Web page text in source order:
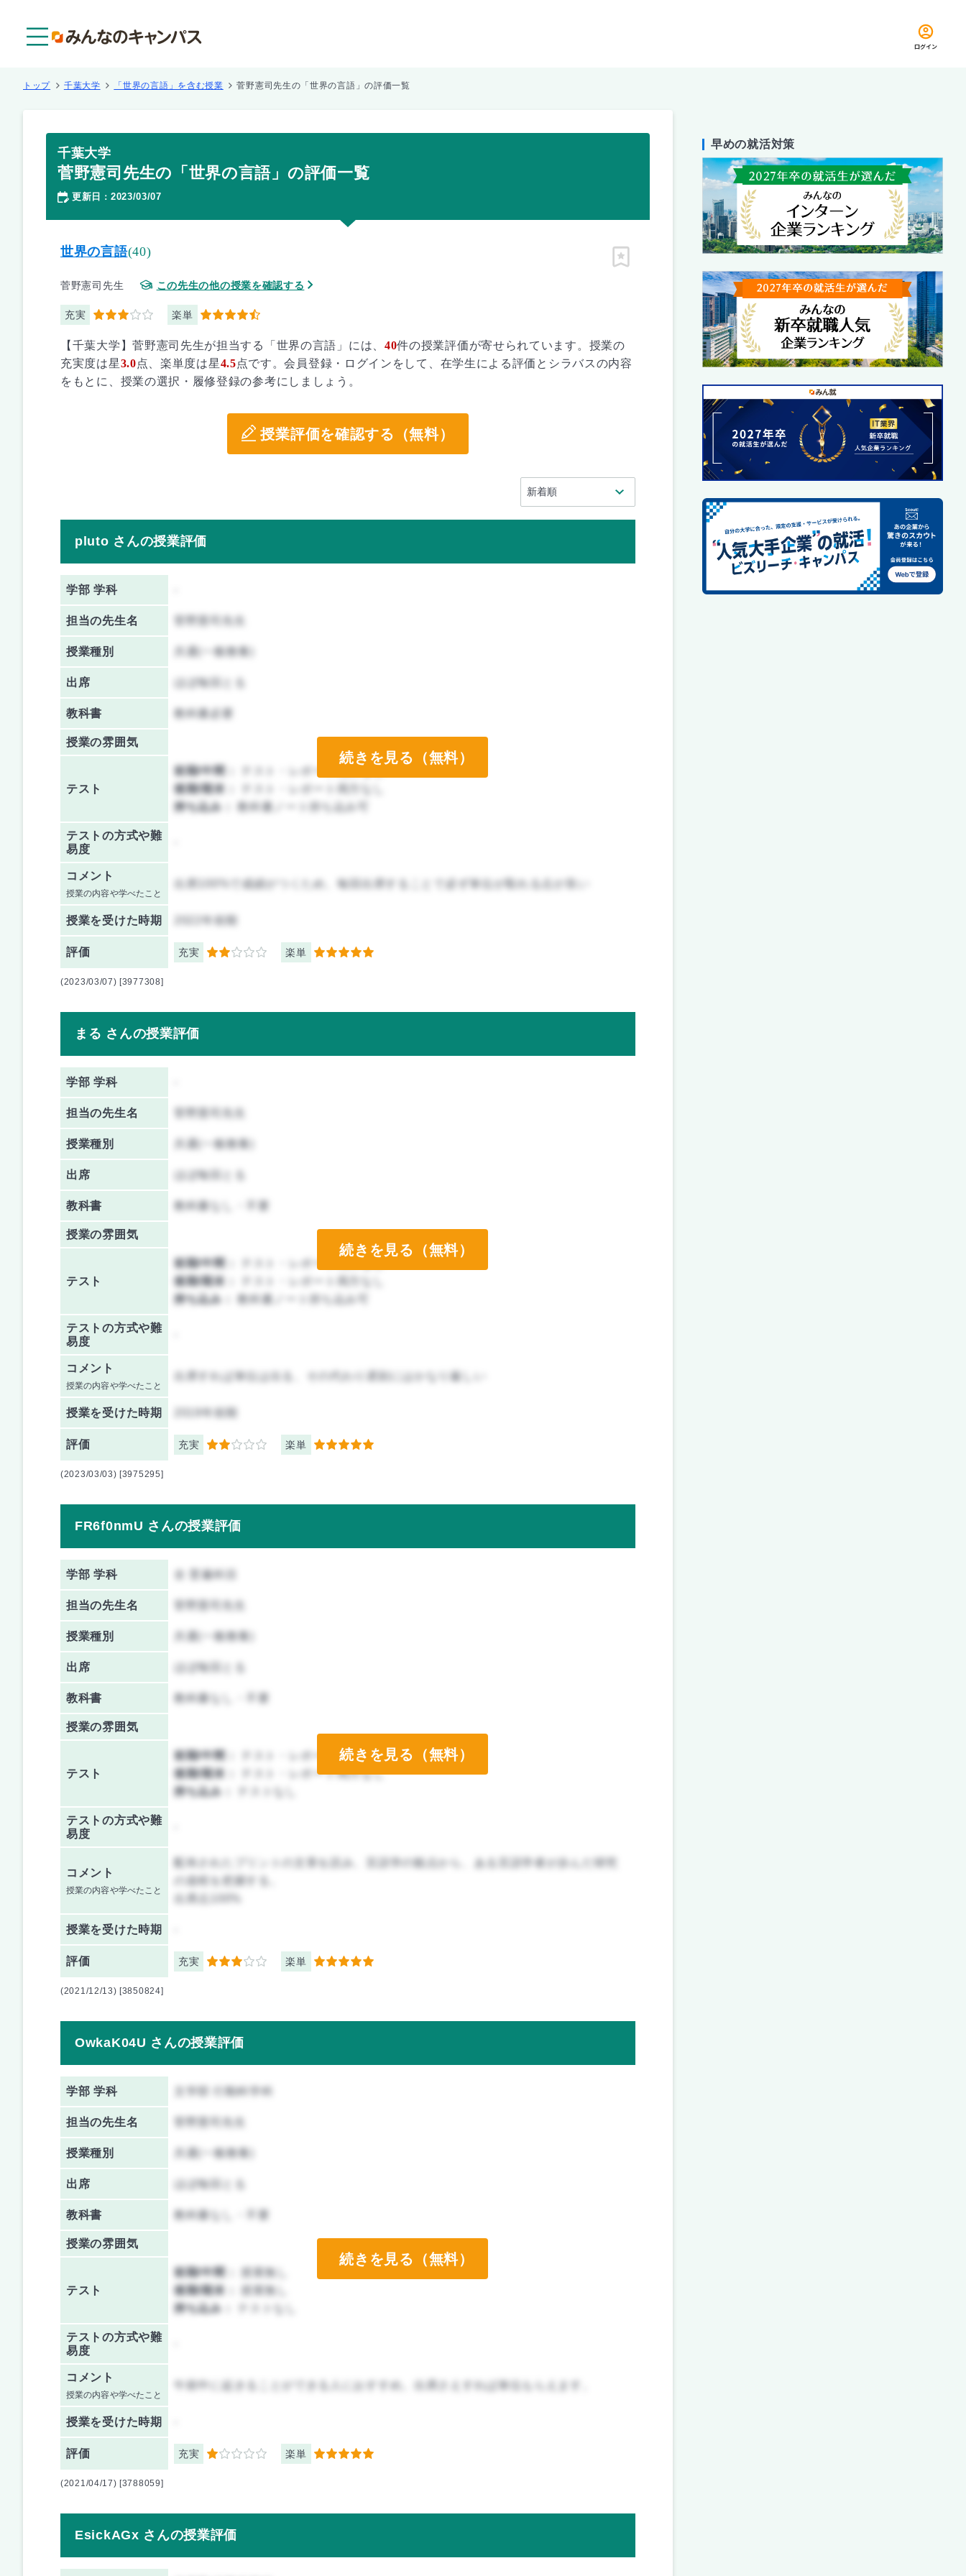
ログイン
トップ 千葉大学 「世界の言語」を含む授業 菅野憲司先生の「世界の言語」の評価一覧
千葉大学
菅野憲司先生の「世界の言語」の評価一覧
更新日 ： 2023/03/07
世界の言語(40)
菅野憲司先生 この先生の他の授業を確認する
充実 3 楽単 4.5
ピン留め
【千葉大学】菅野憲司先生が担当する「世界の言語」には、 40件の授業評価が寄せられています。授業の
充実度は星3.0点、楽単度は星4.5点です。会員登録・ログインをして、在学生による評価とシラバスの内容
をもとに、授業の選択・履修登録の参考にしましょう。
授業評価を確認する（無料）
pluto さんの授業評価
学部 学科
担当の先生名
授業種別 共通(一般教養)
出席 ほぼ毎回とる
教科書 教科書必要
授業の雰囲気
テスト
前期/中間：
後期/期末：
持ち込み：
教科書ノート持ち込み可
テストの方式や難
易度
コメント
授業の内容や学べたこと
出席100%で成績がつくため、毎回出席することで必ず単位が取れる点が良い
授業を受けた時期
評価 充実 2 楽単 5
続きを見る（無料）
(2023/03/07) [3977308]
まる さんの授業評価
学部 学科
担当の先生名
授業種別 共通(一般教養)
出席 ほぼ毎回とる
教科書 教科書なし・不要
授業の雰囲気
テスト
前期/中間：
後期/期末：
持ち込み：
教科書ノート持ち込み可
テストの方式や難
易度
コメント
授業の内容や学べたこと
出席すれば単位は出る、その代わり遅刻にはかなり厳しい
授業を受けた時期
評価 充実 2 楽単 5
続きを見る（無料）
(2023/03/03) [3975295]
FR6f0nmU さんの授業評価
学部 学科 全 普遍科目
担当の先生名
授業種別 共通(一般教養)
出席 ほぼ毎回とる
教科書 教科書なし・不要
授業の雰囲気
テスト
前期/中間：
テスト・レポート両方なし
後期/期末：
テスト・レポート両方なし
持ち込み：
テストの方式や難
易度
コメント
授業の内容や学べたこと
配布されたプリントの文章を読み、言語学の観点から、ある言語学者が歩んだ研究
の道程を把握する。
授業を受けた時期
評価 充実 3 楽単 5
続きを見る（無料）
(2021/12/13) [3850824]
OwkaK04U さんの授業評価
学部 学科 文学部 行動科学科
担当の先生名
授業種別 共通(一般教養)
出席 ほぼ毎回とる
教科書 教科書なし・不要
授業の雰囲気
テスト
前期/中間：
授業無し
後期/期末：
授業無し
持ち込み：
テストの方式や難
易度
コメント
授業の内容や学べたこと
午前中に起きることができる人におすすめ。出席さえすれば単位もらえます。
授業を受けた時期
評価 充実 1 楽単 5
続きを見る（無料）
(2021/04/17) [3788059]
EsickAGx さんの授業評価
早めの就活対策